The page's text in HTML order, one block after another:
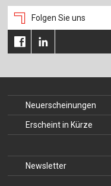
Folgen Sie uns
Neuerscheinungen
Erscheint in Kürze
Newsletter